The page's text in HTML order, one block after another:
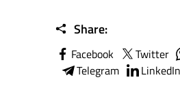
Share:
Facebook Twitter
Telegram
LinkedIn